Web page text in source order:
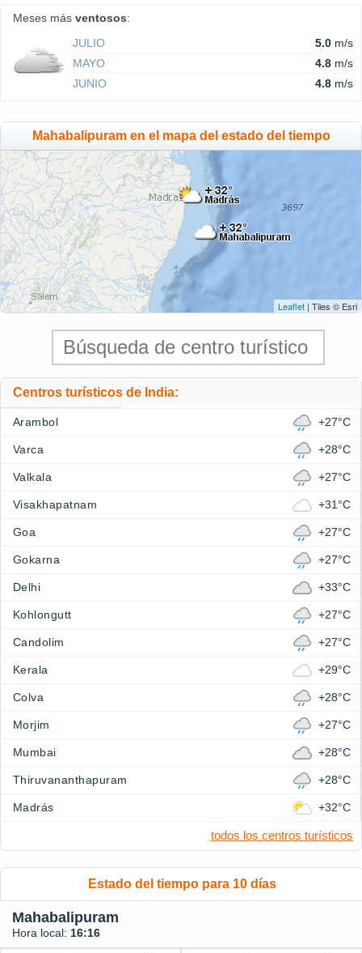
Meses más ventosos:
JULIO
5.0 m/s
MAYO
4.8 m/s
JUNIO
4.8 m/s
Mahabalipuram en el mapa del estado del tiempo
Leaflet | Tiles © Esri
Centros turísticos de India:
Arambol +27°C
Varca +28°C
Valkala +27°C
Visakhapatnam +31°C
Goa +27°C
Gokarna +27°C
Delhi +33°C
Kohlongutt +27°C
Candolim +27°C
Kerala +29°C
Colva +28°C
Morjim +27°C
Mumbai +28°C
Thiruvananthapuram +28°C
Madrás +32°C
todos los centros turísticos
Estado del tiempo para 10 días
Mahabalipuram
Hora local: 16:16